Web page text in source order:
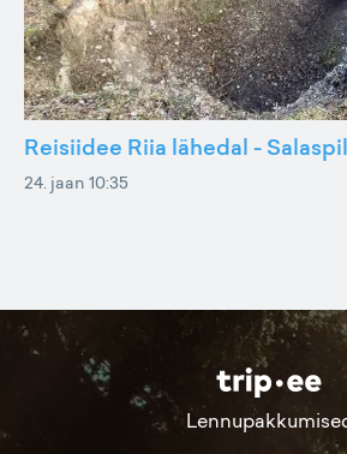
Reisiidee Riia lähedal -
24. jaan 10:35